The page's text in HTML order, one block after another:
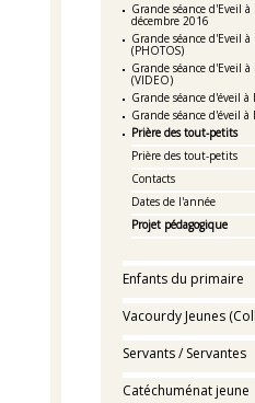
Grande séance d'Eveil
décembre 2016
Grande séance d'Eveil
(PHOTOS)
Grande séance d'Eveil
(VIDEO)
Grande séance d'éveil
Grande séance d'éveil
Prière des tout-petits
Prière des tout-petits
Contacts
Dates de l'année
Projet pédagogique
Enfants du primaire
Vacourdy Jeunes
Servants / Servantes
Catéchuménat jeune